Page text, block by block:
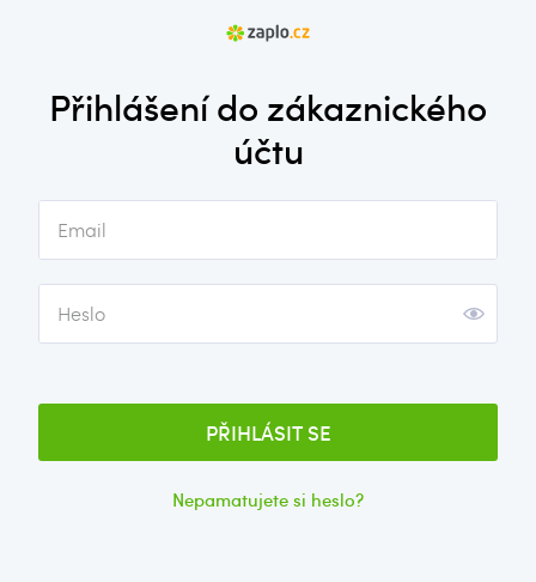
Přihlášení do zákaznického
účtu
Email
Heslo
PŘIHLÁSIT SE
Nepamatujete si heslo?